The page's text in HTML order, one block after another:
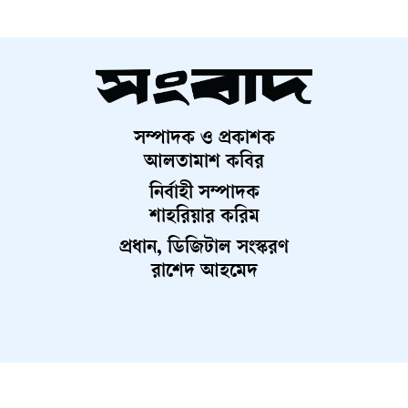
সহাবস্থানে একটি বহুমাত্রিক ক্ষমতার ভারসাম্য গড়ে উঠতে পারে,
সম্পাদক ও প্রকাশক
আলতামাশ কবির
নির্বাহী সম্পাদক
শাহরিয়ার করিম
প্রধান, ডিজিটাল সংস্করণ
রাশেদ আহমেদ